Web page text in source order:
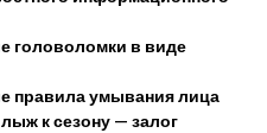
головоломки в виде
правила умывания лица
к сезону — залог